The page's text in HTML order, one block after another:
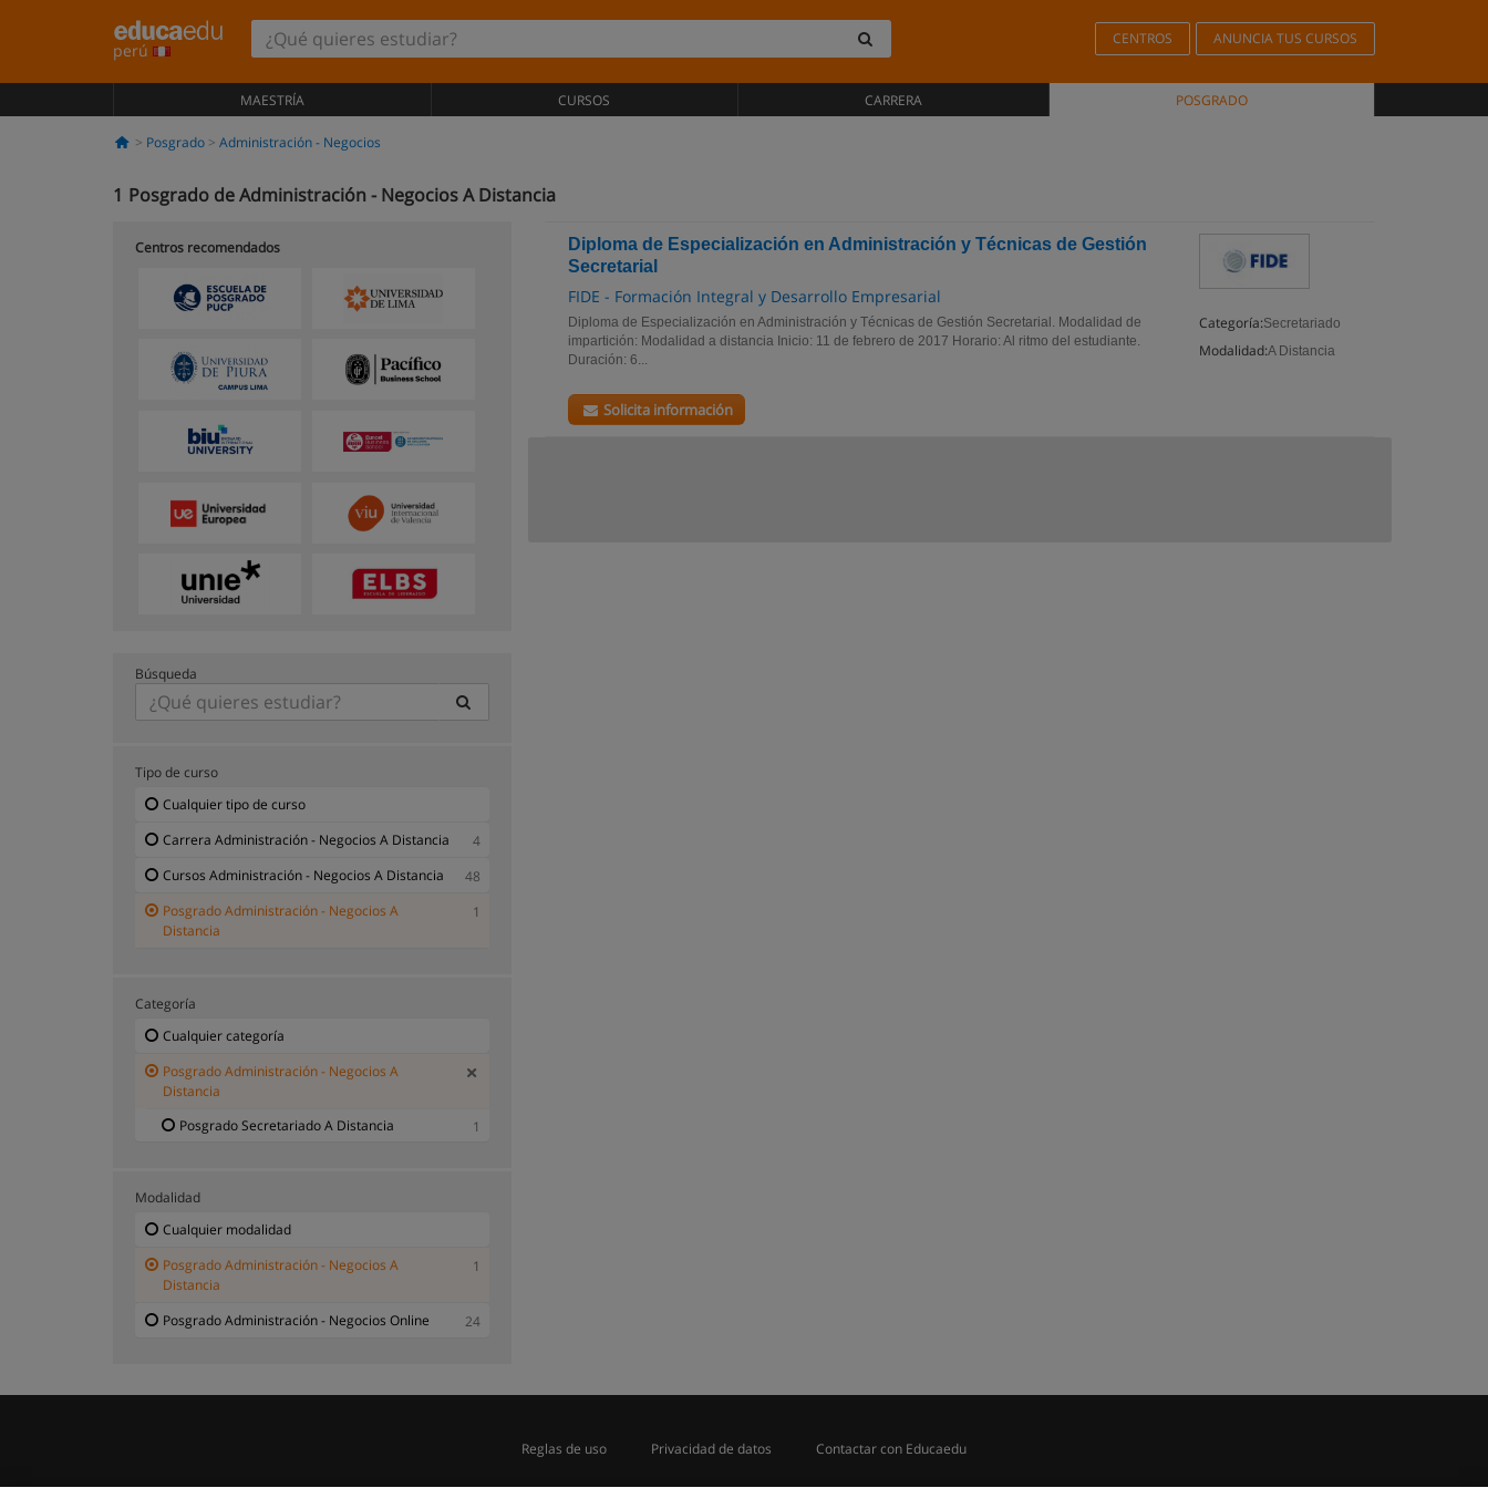
perú
CENTROS ANUNCIA TUS CURSOS
MAESTRÍA CURSOS CARRERA POSGRADO
Posgrado Administración - Negocios
1 Posgrado de Administración - Negocios A Distancia
Diploma de Especialización en Administración y Técnicas de Gestión
Secretarial
FIDE - Formación Integral y Desarrollo Empresarial
Categoría:Secretariado
Modalidad:A Distancia
Diploma de Especialización en Administración y Técnicas de Gestión Secretarial. Modalidad de
impartición: Modalidad a distancia Inicio: 11 de febrero de 2017 Horario: Al ritmo del estudiante.
Duración: 6...
Solicita información
Centros recomendados
Búsqueda
Tipo de curso
Cualquier tipo de curso
Carrera Administración - Negocios A Distancia
4
Cursos Administración - Negocios A Distancia
48
Posgrado Administración - Negocios A
Distancia
1
Categoría
Cualquier categoría
Posgrado Administración - Negocios A
Distancia
Posgrado Secretariado A Distancia
1
Modalidad
Cualquier modalidad
Posgrado Administración - Negocios A
Distancia
1
Posgrado Administración - Negocios Online 24
Reglas de uso Privacidad de datos Contactar con Educaedu